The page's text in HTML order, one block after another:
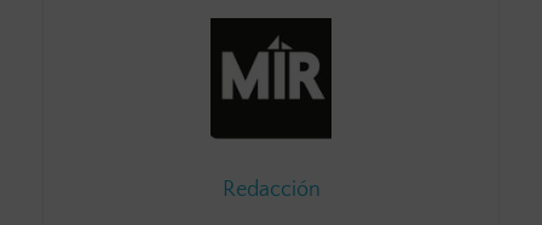
Redacción